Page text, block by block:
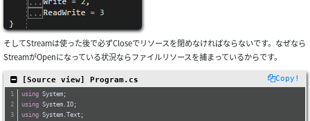
そしてStreamは使った後で必ずCloseでリソースを閉めなければならないです。なぜなら
StreamがOpenになっている状況ならファイルリソースを捕まっているからです。
Copy!
[Source view] Program.cs
using System;
using System.IO;
using System.Text;